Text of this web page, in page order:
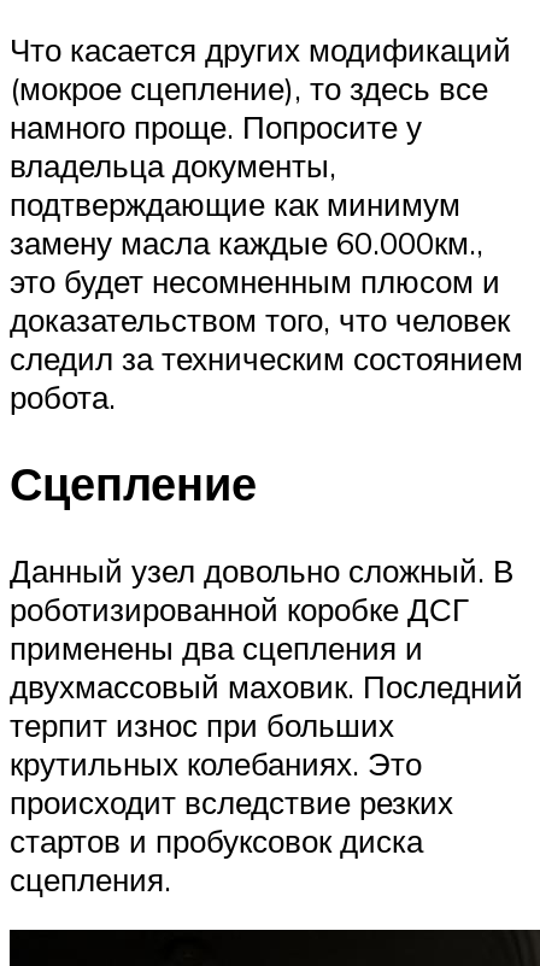
Что касается других модификаций
(мокрое сцепление), то здесь все
намного проще. Попросите у
владельца документы,
подтверждающие как минимум
замену масла каждые 60.000км.,
это будет несомненным плюсом и
доказательством того, что человек
следил за техническим состоянием
робота.
Сцепление
Данный узел довольно сложный. В
роботизированной коробке ДСГ
применены два сцепления и
двухмассовый маховик. Последний
терпит износ при больших
крутильных колебаниях. Это
происходит вследствие резких
стартов и пробуксовок диска
сцепления.